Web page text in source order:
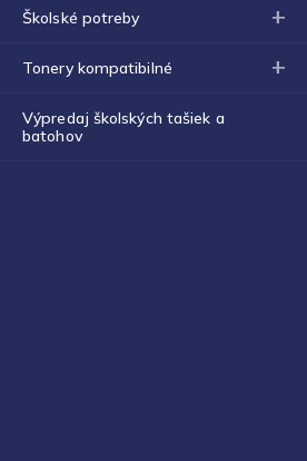
Školské potreby
Tonery kompatibilné
Výpredaj školských tašiek a
batohov
Fortnite produkty za
30.11.2021
Labková patrola vo filme